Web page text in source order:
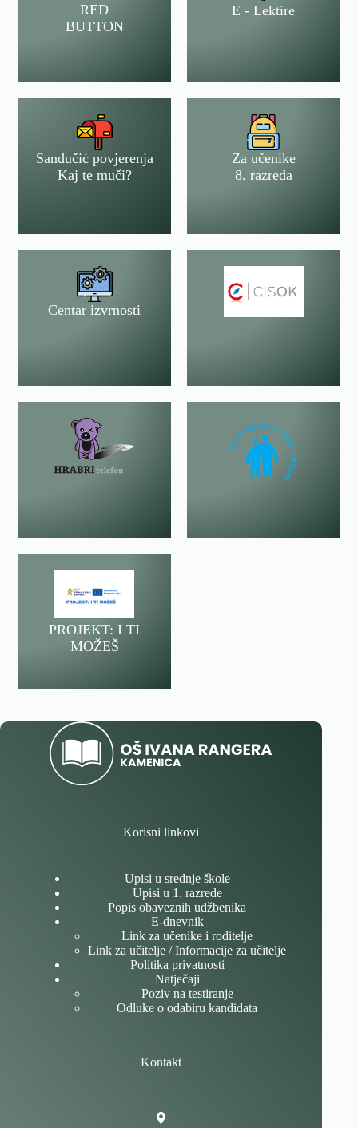
RED
BUTTON
E - Lektire
Sandučić povjerenja
Kaj te muči?
Za učenike
8. razreda
Centar izvrnosti
PROJEKT: I TI
MOŽEŠ
Korisni linkovi
Upisi u srednje škole
Upisi u 1. razrede
Popis obaveznih udžbenika
E-dnevnik
Link za učenike i roditelje
Link za učitelje / Informacije za učitelje
Politika privatnosti
Natječaji
Poziv na testiranje
Odluke o odabiru kandidata
Kontakt